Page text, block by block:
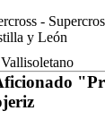
-
y León